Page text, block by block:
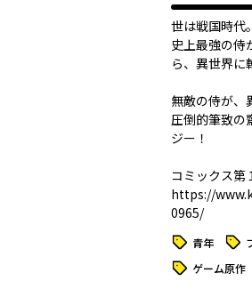
世は戦国時代。
史上最強の侍
ら、異世界に
無敵の侍が、
圧倒的筆致の
ジー！
コミックス第
https://
0965/
タグ 青年 タグ
タグ ゲーム原作